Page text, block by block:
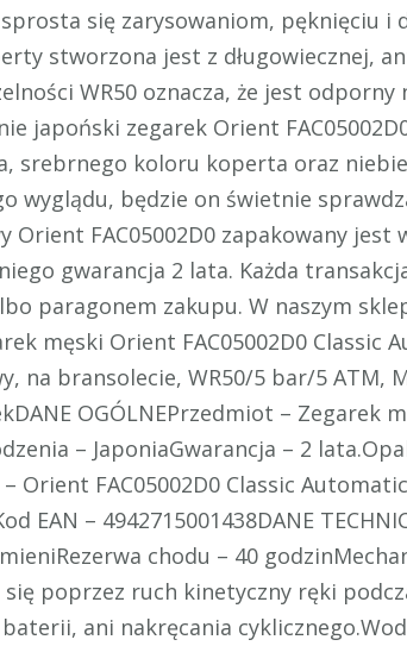
się zarysowaniom, pęknięciu i
stworzona jest z długowiecznej,
WR50 oznacza, że jest odporny
japoński zegarek Orient
srebrnego koloru koperta oraz
wyglądu, będzie on świetnie
FAC05002D0 zapakowany jest
gwarancja 2 lata. Każda
paragonem zakupu. W naszym
męski Orient FAC05002D0 Classic
na bransolecie, WR50/5 bar/5 ATM,
OGÓLNEPrzedmiot – Zegarek
– JaponiaGwarancja – 2
Orient FAC05002D0 Classic
EAN – 4942715001438DANE
chodu – 40
poprzez ruch kinetyczny ręki
ani nakręcania